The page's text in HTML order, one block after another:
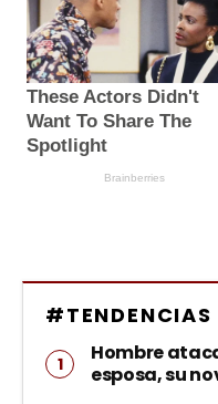
#TENDENCIAS
Hombre
esposa, su